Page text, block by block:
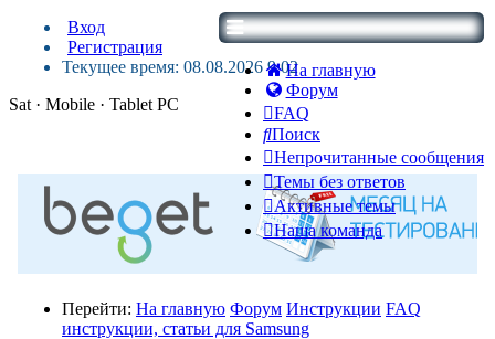
На главную
Форум
FAQ
Поиск
Непрочитанные сообщения
Темы без ответов
Активные темы
Наша команда
Вход
Регистрация
Текущее время: 08.08.2026 9:02
Sat · Mobile · Tablet PC
Перейти: На главную Форум Инструкции FAQ
инструкции, статьи для Samsung